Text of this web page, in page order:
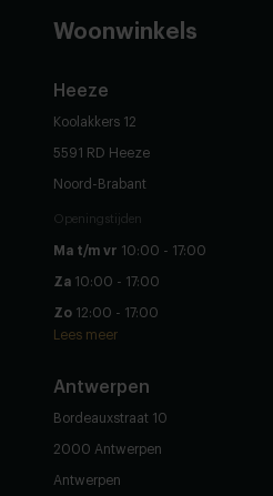
Woonwinkels
Heeze
Koolakkers 12
5591 RD Heeze
Noord-Brabant
Openingstijden
Ma t/m vr 10:00 - 17:00
Za 10:00 - 17:00
Zo 12:00 - 17:00
Lees meer
Antwerpen
Bordeauxstraat 10
2000 Antwerpen
Antwerpen